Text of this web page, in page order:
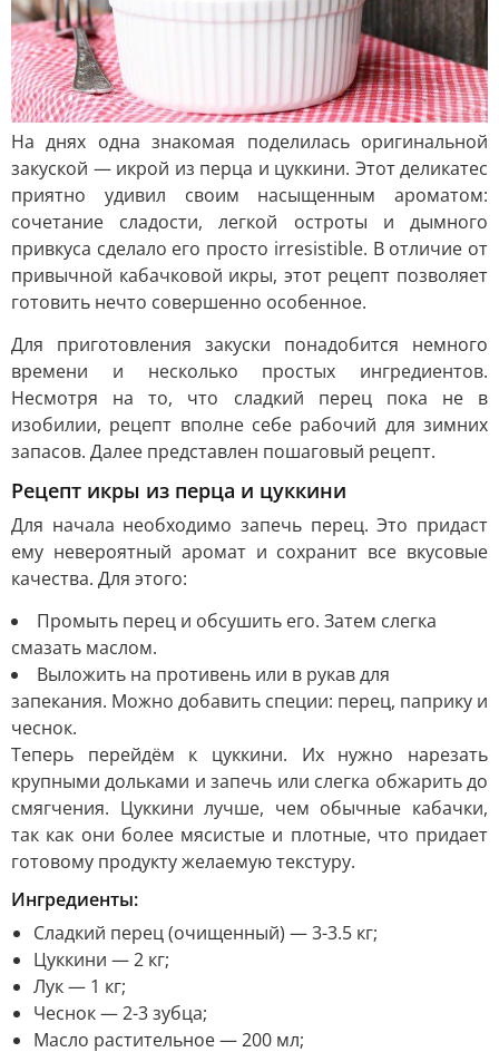
На днях одна знакомая поделилась оригинальной
закуской — икрой из перца и цуккини. Этот деликатес
приятно удивил своим насыщенным ароматом:
сочетание сладости, легкой остроты и дымного
привкуса сделало его просто irresistible. В отличие от
привычной кабачковой икры, этот рецепт позволяет
готовить нечто совершенно особенное.
Для приготовления закуски понадобится немного
времени и несколько простых ингредиентов.
Несмотря на то, что сладкий перец пока не в
изобилии, рецепт вполне себе рабочий для зимних
запасов. Далее представлен пошаговый рецепт.
Рецепт икры из перца и цуккини
Для начала необходимо запечь перец. Это придаст
ему невероятный аромат и сохранит все вкусовые
качества. Для этого:
Промыть перец и обсушить его. Затем слегка
смазать маслом.
Выложить на противень или в рукав для
запекания. Можно добавить специи: перец, паприку и
чеснок.
Теперь перейдём к цуккини. Их нужно нарезать
крупными дольками и запечь или слегка обжарить до
смягчения. Цуккини лучше, чем обычные кабачки,
так как они более мясистые и плотные, что придает
готовому продукту желаемую текстуру.
Ингредиенты:
Сладкий перец (очищенный) — 3-3.5 кг;
Цуккини — 2 кг;
Лук — 1 кг;
Чеснок — 2-3 зубца;
Масло растительное — 200 мл;